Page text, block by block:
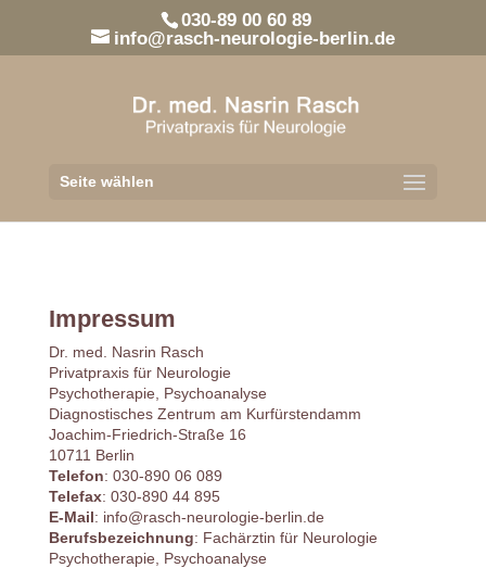
030-89 00 60 89
info@rasch-neurologie-berlin.de
Seite wählen
Impressum
Dr. med. Nasrin Rasch
Privatpraxis für Neurologie
Psychotherapie, Psychoanalyse
Diagnostisches Zentrum am Kurfürstendamm
Joachim-Friedrich-Straße 16
10711 Berlin
Telefon: 030-890 06 089
Telefax: 030-890 44 895
E-Mail: info@rasch-neurologie-berlin.de
Berufsbezeichnung: Fachärztin für Neurologie
Psychotherapie, Psychoanalyse